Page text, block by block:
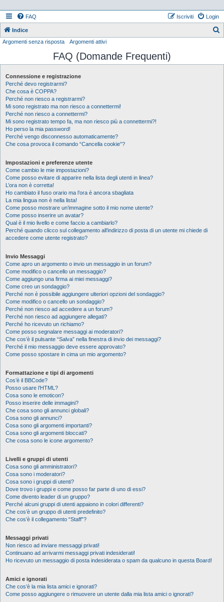
FAQ Login
Iscriviti
Indice
c
Argomenti senza risposta Argomenti attivi
FAQ (Domande Frequenti)
Connessione e registrazione
Perché devo registrarmi?
Che cosa è COPPA?
Perché non riesco a registrarmi?
Mi sono registrato ma non riesco a connettermi!
Perché non riesco a connettermi?
Mi sono registrato tempo fa, ma non riesco più a connettermi?!
Ho perso la mia password!
Perché vengo disconnesso automaticamente?
Che cosa provoca il comando “Cancella cookie”?
Impostazioni e preferenze utente
Come cambio le mie impostazioni?
Come posso evitare di apparire nella lista degli utenti in linea?
L’ora non è corretta!
Ho cambiato il fuso orario ma l’ora è ancora sbagliata
La mia lingua non è nella lista!
Come posso mostrare un’immagine sotto il mio nome utente?
Come posso inserire un avatar?
Qual è il mio livello e come faccio a cambiarlo?
Perché quando clicco sul collegamento all’indirizzo di posta di un utente mi chiede di
accedere come utente registrato?
Invio Messaggi
Come apro un argomento o invio un messaggio in un forum?
Come modifico o cancello un messaggio?
Come aggiungo una firma ai miei messaggi?
Come creo un sondaggio?
Perché non è possibile aggiungere ulteriori opzioni del sondaggio?
Come modifico o cancello un sondaggio?
Perché non riesco ad accedere a un forum?
Perché non riesco ad aggiungere allegati?
Perché ho ricevuto un richiamo?
Come posso segnalare messaggi ai moderatori?
Che cos’è il pulsante “Salva” nella finestra di invio dei messaggi?
Perché il mio messaggio deve essere approvato?
Come posso spostare in cima un mio argomento?
Formattazione e tipi di argomenti
Cos’è il BBCode?
Posso usare l’HTML?
Cosa sono le emoticon?
Posso inserire delle immagini?
Che cosa sono gli annunci globali?
Cosa sono gli annunci?
Cosa sono gli argomenti importanti?
Cosa sono gli argomenti bloccati?
Che cosa sono le icone argomento?
Livelli e gruppi di utenti
Cosa sono gli amministratori?
Cosa sono i moderatori?
Cosa sono i gruppi di utenti?
Dove trovo i gruppi e come posso far parte di uno di essi?
Come divento leader di un gruppo?
Perché alcuni gruppi di utenti appaiono in colori differenti?
Che cos’è un gruppo di utenti predefinito?
Che cos’è il collegamento “Staff”?
Messaggi privati
Non riesco ad inviare messaggi privati!
Continuano ad arrivarmi messaggi privati indesiderati!
Ho ricevuto un messaggio di posta indesiderata o spam da qualcuno in questa Board!
Amici e ignorati
Che cos’è la mia lista amici e ignorati?
Come posso aggiungere o rimuovere un utente dalla mia lista amici o ignorati?